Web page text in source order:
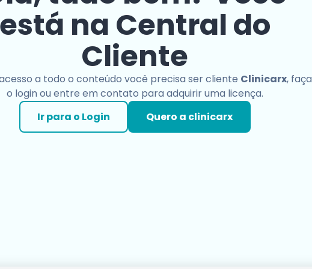
está na Central do
Cliente
a todo o conteúdo você precisa ser cliente Clinicarx, faça
o login ou entre em contato para adquirir uma licença.
Ir para o Login
Quero a clinicarx